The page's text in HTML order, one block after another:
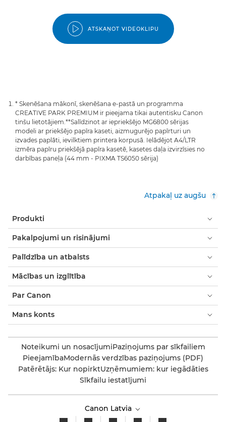
ATSKAŅOT VIDEOKLIPU
* Skenēšana mākonī, skenēšana e-pastā un programma
CREATIVE PARK PREMIUM ir pieejama tikai autentisku Canon
tinšu lietotājiem.**Salīdzinot ar iepriekšējo MG6800 sērijas
modeli ar priekšējo papīra kaseti, aizmugurējo papīrturi un
izvades paplāti, ievilktiem printera korpusā. Ielādējot A4/LTR
izmēra papīru priekšējā papīra kasetē, kasetes daļa izvirzīsies no
darbības paneļa (44 mm - PIXMA TS6050 sērija)
Atpakaļ uz augšu
Produkti
Pakalpojumi un risinājumi
Palīdzība un atbalsts
Mācības un izglītība
Par Canon
Mans konts
Noteikumi un nosacījumiPaziņojums par sīkfailiem
PieejamībaModernās verdzības paziņojums (PDF)
Patērētājs: Kur nopirktUzņēmumiem: kur iegādāties
Sīkfailu iestatījumi
Canon Latvia